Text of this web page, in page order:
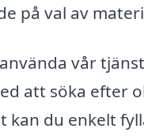
på val av
vår
att söka efter
kan du enkelt